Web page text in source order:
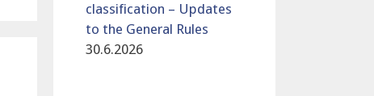
classification – Updates
to the General Rules
30.6.2026